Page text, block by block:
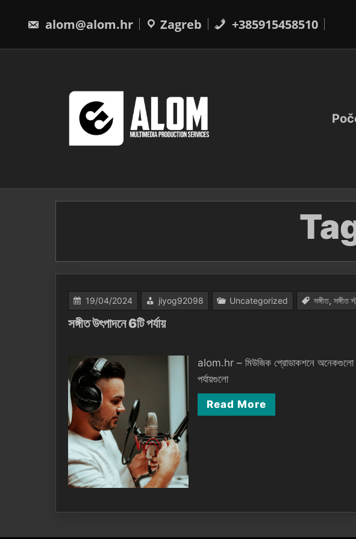
content
alom@alom.hr Zagreb +385915458510
19/04/2024 jiyog92098 Uncategorized সঙ্গীত, সঙ্গীত
সঙ্গীত উৎপাদনে 6টি পর্যায়
alom.hr – মিউজিক প্রোডাকশনে অনেকগুলো
পর্যায়গুলো
Read More